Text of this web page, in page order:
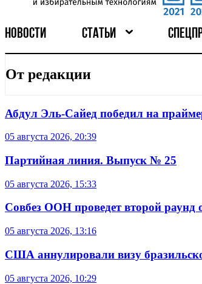
НОВОСТИ СТАТЬИ
От редакции
Абдул Эль-Сайед победил на
05 августа 2026, 20:39
Партийная линия. Выпуск № 25
05 августа 2026, 15:33
Совбез ООН проведет второй раунд
05 августа 2026, 13:16
США аннулировали визу
05 августа 2026, 10:29